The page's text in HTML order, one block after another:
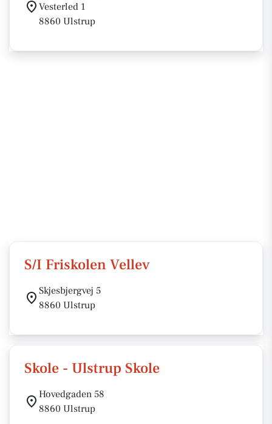
Vesterled 1
8860 Ulstrup
S/I Friskolen Vellev
Skjesbjergvej 5
8860 Ulstrup
Skole - Ulstrup Skole
Hovedgaden 58
8860 Ulstrup